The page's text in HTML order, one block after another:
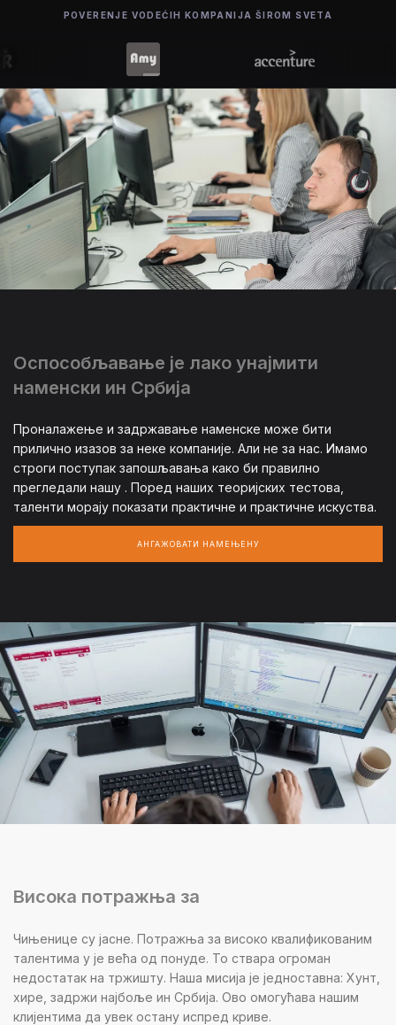
POVERENJE VODEĆIH KOMPANIJA ŠIROM SVETA
Оспособљавање је лако унајмити
наменски ин Србија
Проналажење и задржавање наменске може бити
прилично изазов за неке компаније. Али не за нас. Имамо
строги поступак запошљавања како би правилно
прегледали нашу . Поред наших теоријских тестова,
таленти морају показати практичне и практичне искуства.
АНГАЖОВАТИ НАМЕЊЕНУ
Висока потражња за
Чињенице су јасне. Потражња за високо квалификованим
талентима у је већа од понуде. То ствара огроман
недостатак на тржишту. Наша мисија је једноставна: Хунт,
хире, задржи најбоље ин Србија. Ово омогућава нашим
клијентима да увек остану испред криве.